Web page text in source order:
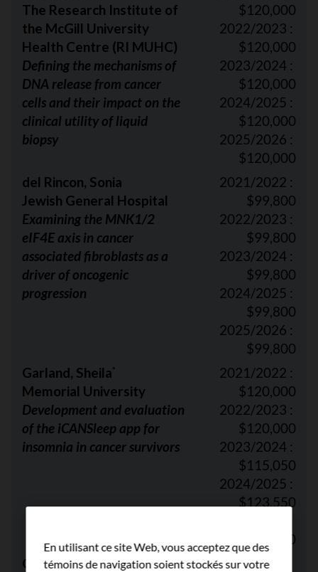
The Research Institute of
the McGill University
Health Centre (RI MUHC)
Defining the mechanisms of
DNA release from cancer
cells and their impact on the
clinical utility of liquid
biopsy
$120,000
2022/2023 :
$120,000
2023/2024 :
$120,000
2024/2025 :
$120,000
2025/2026 :
$120,000
del Rincon, Sonia
Jewish General Hospital
Examining the MNK1/2
eIF4E axis in cancer
associated fibroblasts as a
driver of oncogenic
progression
2021/2022 :
$99,800
2022/2023 :
$99,800
2023/2024 :
$99,800
2024/2025 :
$99,800
2025/2026 :
$99,800
Garland, Sheila*
Memorial University
Development and evaluation
of the iCANSleep app for
insomnia in cancer survivors
2021/2022 :
$120,000
2022/2023 :
$120,000
2023/2024 :
$115,050
2024/2025 :
$123,550
$121,400
Gujar, Shashi
2021/2022 :
En utilisant ce site Web, vous acceptez que des
témoins de navigation soient stockés sur votre